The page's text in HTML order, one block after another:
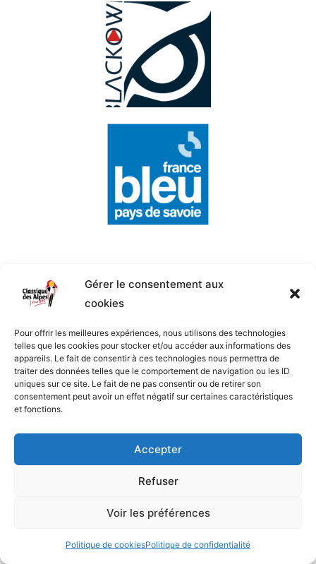
Gérer le consentement aux
cookies
Pour offrir les meilleures expériences, nous utilisons des technologies
telles que les cookies pour stocker et/ou accéder aux informations des
appareils. Le fait de consentir à ces technologies nous permettra de
traiter des données telles que le comportement de navigation ou les ID
uniques sur ce site. Le fait de ne pas consentir ou de retirer son
consentement peut avoir un effet négatif sur certaines caractéristiques
et fonctions.
Accepter
Refuser
Voir les préférences
Politique de cookiesPolitique de confidentialité
Les Fédérations